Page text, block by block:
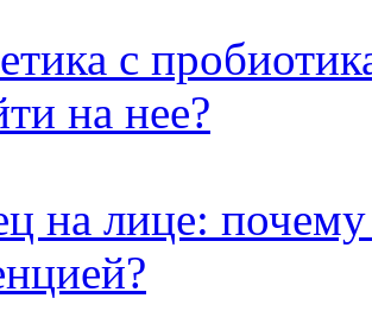
с
на нее?
на лице: